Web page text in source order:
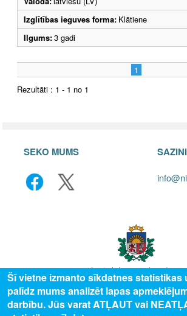
Izglītības ieguves forma: Klātiene
Ilgums:3 gadi
1
Rezultāti : 1 - 1 no 1
SEKO MUMS
© 2025 Valsts izglītības attīstības aģentūra,
Šī vietne izmanto sīkdatnes statistikas
palīdz mums analizēt lapas
darbību. Jūs varat ATĻAUT vai